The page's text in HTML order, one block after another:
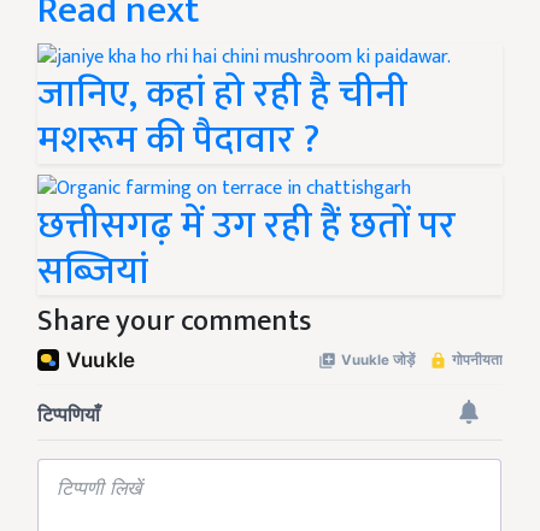
जानिए, कहां हो रही है चीनी
मशरूम की पैदावार ?
छत्तीसगढ़ में उग रही हैं छतों पर
सब्जियां
Share your comments